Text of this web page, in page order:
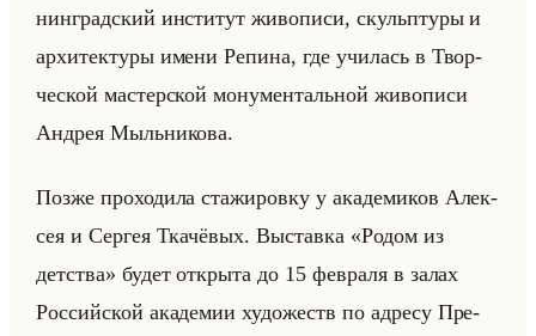
нин­град­ский ин­сти­тут жи­во­пи­си, скульп­ту­ры и
ар­хи­тек­ту­ры имени Ре­пи­на, где учи­лась в Твор­
че­ской ма­стер­ской мо­ну­мен­тальной жи­во­пи­си
Ан­дрея Мыльни­ко­ва.
Позже про­хо­ди­ла ста­жи­ров­ку у ака­де­ми­ков Алек­
сея и Сер­гея Тка­чё­вых. Вы­став­ка «Родом из
детства» будет от­кры­та до 15 фев­ра­ля в залах
Рос­сийской ака­де­мии ху­до­жеств по ад­ре­су Пре­